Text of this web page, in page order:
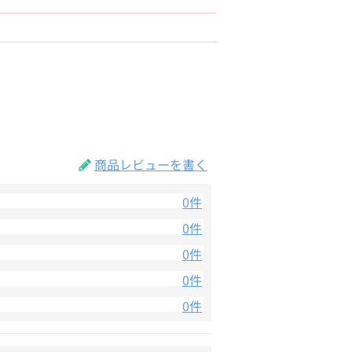
商品レビューを書く
0件
0件
0件
0件
0件